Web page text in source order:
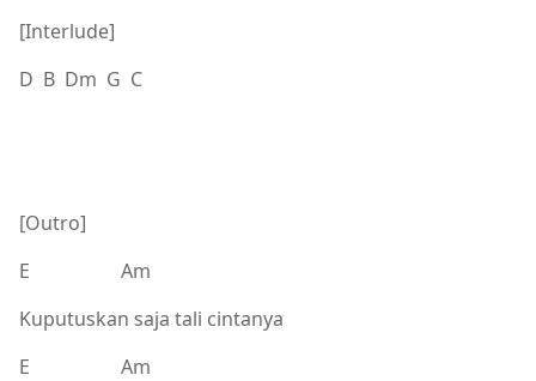
[Interlude]
D B Dm G C
[Outro]
E Am
Kuputuskan saja tali cintanya
E Am